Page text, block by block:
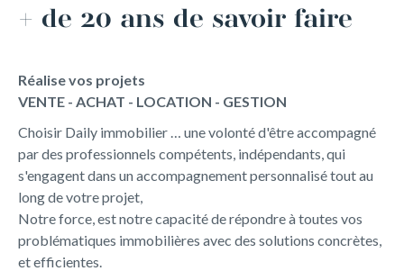
+ de 20 ans de savoir faire
Réalise vos projets
VENTE - ACHAT - LOCATION - GESTION
Choisir Daily immobilier … une volonté d'être accompagné
par des professionnels compétents, indépendants, qui
s'engagent dans un accompagnement personnalisé tout au
long de votre projet,
Notre force, est notre capacité de répondre à toutes vos
problématiques immobilières avec des solutions concrètes,
et efficientes.